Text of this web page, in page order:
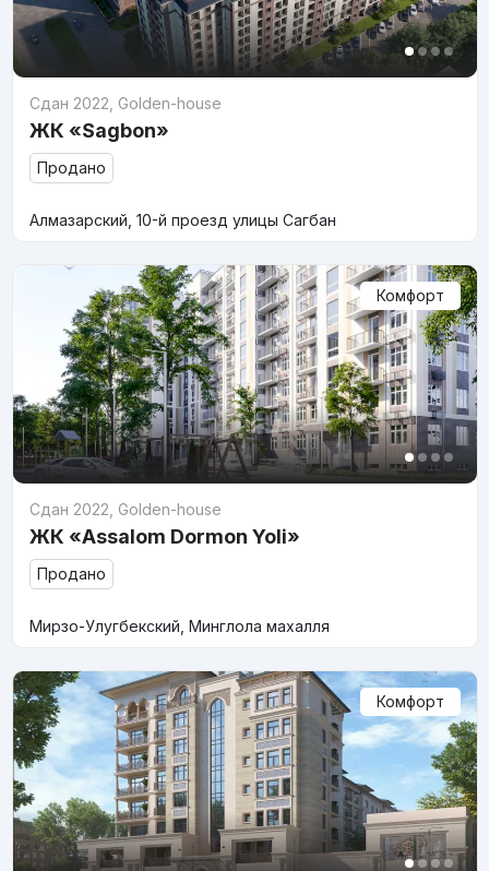
Сдан 2022 Golden-house
ЖК «Sagbon»
Продано
Алмазарский, 10-й проезд улицы Сагбан
Комфорт
Сдан 2022 Golden-house
ЖК «Assalom Dormon Yoli»
Продано
Мирзо-Улугбекский, Минглола махалля
Комфорт